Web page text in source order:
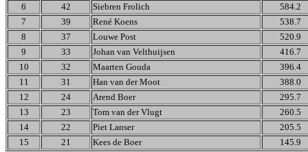
6
42 Siebren Frolich
584.2
7
39 René Koens
538.7
8
37 Louwe Post
520.9
9
33 Johan van Velthuijsen
416.7
10
32 Maarten Gouda
396.4
11
31 Han van der Moot
388.0
12
24 Arend Boer
295.7
13
23 Tom van der Vlugt
260.5
14
22 Piet Lanser
205.5
15
21 Kees de Boer 145.9